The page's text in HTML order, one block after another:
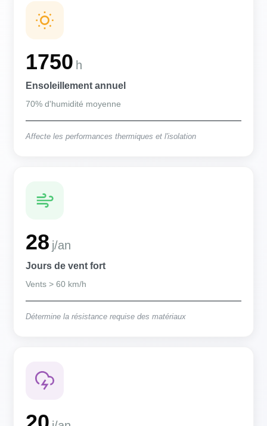
1750 h
Ensoleillement annuel
70% d'humidité moyenne
Affecte les performances thermiques et l'isolation
28 j/an
Jours de vent fort
Vents > 60 km/h
Détermine la résistance requise des matériaux